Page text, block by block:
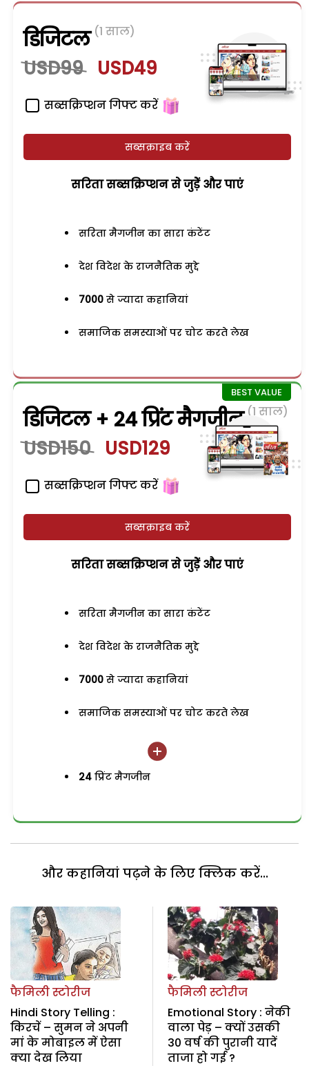
डिजिटल (1 साल)
USD99 USD49
सब्सक्रिप्शन गिफ्ट करें
सब्सक्राइब करें
सरिता सब्सक्रिप्शन से जुड़ेें और पाएं
सरिता मैगजीन का सारा कंटेंट
देश विदेश के राजनैतिक मुद्दे
7000 से ज्यादा कहानियां
समाजिक समस्याओं पर चोट करते लेख
डिजिटल + 24 प्रिंट मैगजीन (1 साल)
USD150 USD129
सब्सक्रिप्शन गिफ्ट करें
सब्सक्राइब करें
सरिता सब्सक्रिप्शन से जुड़ेें और पाएं
सरिता मैगजीन का सारा कंटेंट
देश विदेश के राजनैतिक मुद्दे
7000 से ज्यादा कहानियां
समाजिक समस्याओं पर चोट करते लेख
24 प्रिंट मैगजीन
और कहानियां पढ़ने के लिए क्लिक करें...
फैमिली स्टोरीज
Hindi Story Telling :
किरचें – सुमन ने अपनी
मां के मोबाइल में ऐसा
क्या देख लिया
फैमिली स्टोरीज
Emotional Story : नेकी
वाला पेड़ – क्यों उसकी
30 वर्ष की पुरानी यादें
ताजा हो गई ?